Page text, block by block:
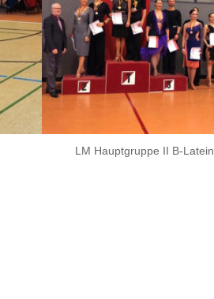
LM Hauptgruppe II B-Latein